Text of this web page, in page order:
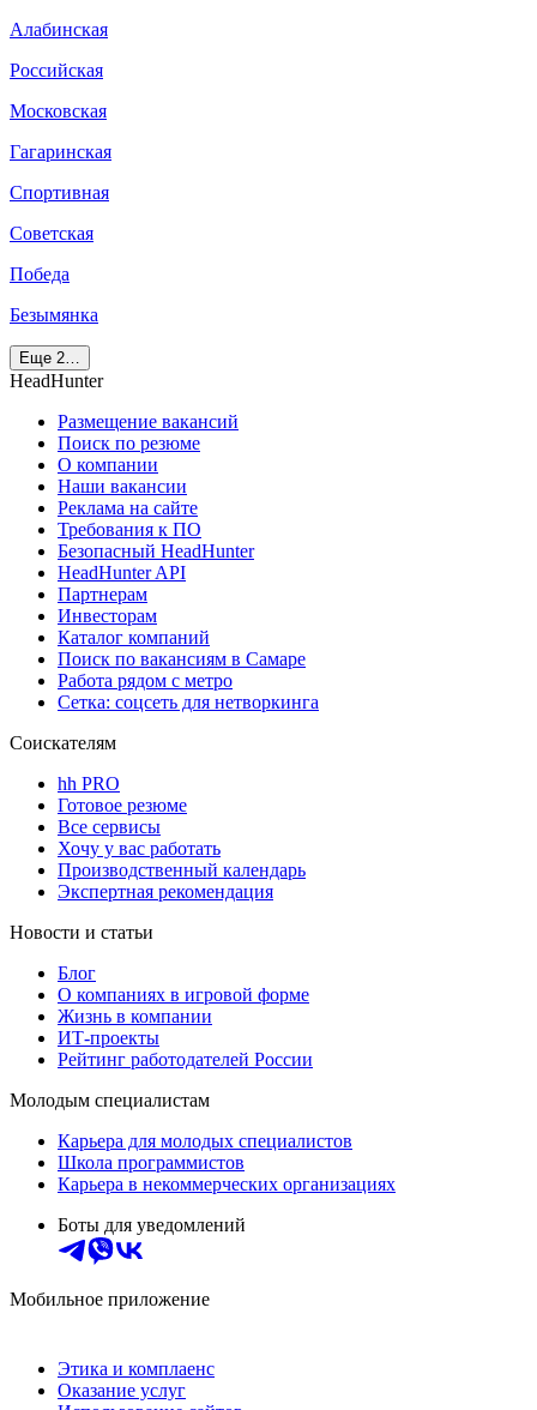
Алабинская
Российская
Московская
Гагаринская
Спортивная
Советская
Победа
Безымянка
Еще 2…
HeadHunter
Размещение вакансий
Поиск по резюме
О компании
Наши вакансии
Реклама на сайте
Требования к ПО
Безопасный HeadHunter
HeadHunter API
Партнерам
Инвесторам
Каталог компаний
Поиск по вакансиям в Самаре
Работа рядом с метро
Сетка: соцсеть для нетворкинга
Соискателям
hh PRO
Готовое резюме
Все сервисы
Хочу у вас работать
Производственный календарь
Экспертная рекомендация
Новости и статьи
Блог
О компаниях в игровой форме
Жизнь в компании
ИТ-проекты
Рейтинг работодателей России
Молодым специалистам
Карьера для молодых специалистов
Школа программистов
Карьера в некоммерческих организациях
Боты для уведомлений
Мобильное приложение
Этика и комплаенс
Оказание услуг